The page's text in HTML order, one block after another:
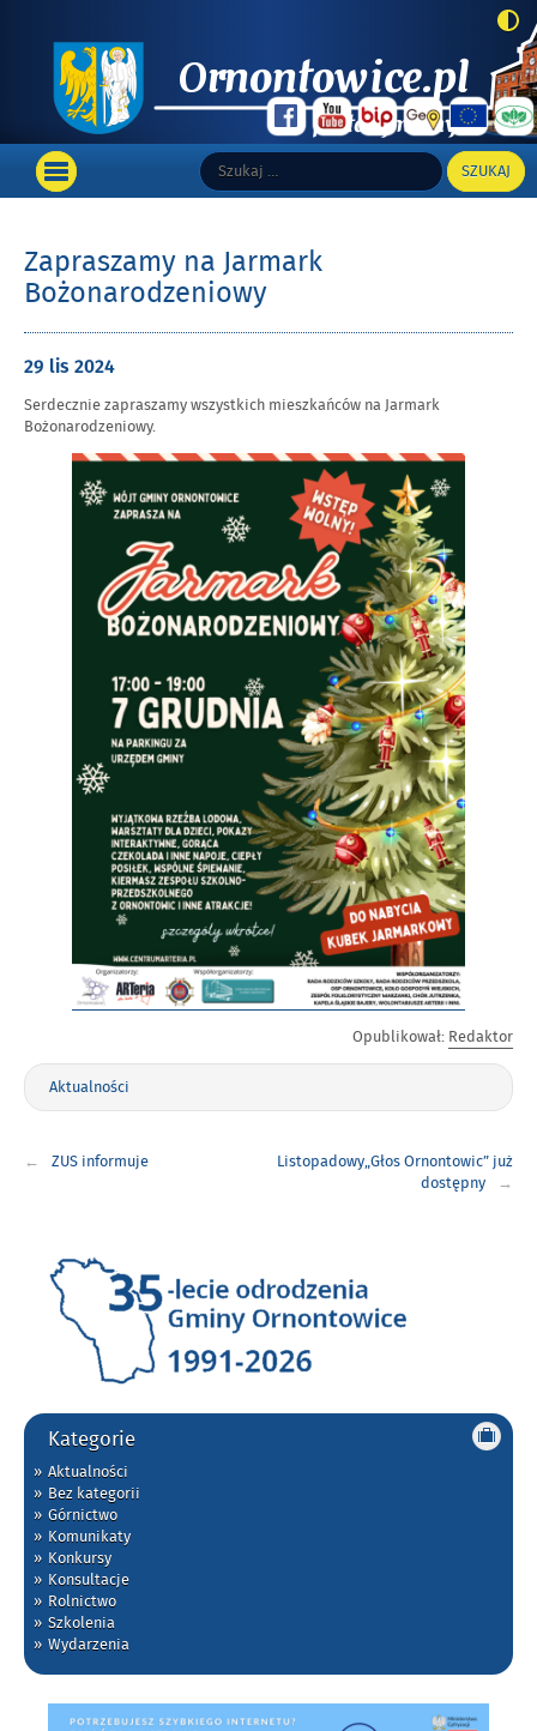
Portal informacyjny Gminy Ornontowice
Wyszukiwarka
Szukaj:
Top
MainOTWÓRZ
MENU
Zapraszamy na Jarmark
Bożonarodzeniowy
Opublikowano
dniu
29 lis 2024
Serdecznie zapraszamy wszystkich mieszkańców na Jarmark
Bożonarodzeniowy.
Opublikował: Redaktor
Aktualności
wpisuZUS informuje
Listopadowy„Głos Ornontowic” już
dostępny
Kategorie
Aktualności
Bez kategorii
Górnictwo
Komunikaty
Konkursy
Konsultacje
Rolnictwo
Szkolenia
Wydarzenia